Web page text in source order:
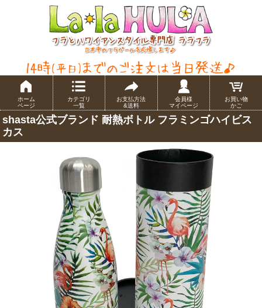
ホーム
ページ
カテゴリ
一覧
お支払方法
&送料
会員様
マイページ
お買い物
かご
shasta公式ブランド 耐熱ボトル フラミンゴハイビス
カス